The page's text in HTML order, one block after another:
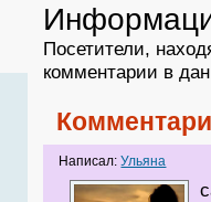
Посетители,
комментарии в
Написал:Ульяна